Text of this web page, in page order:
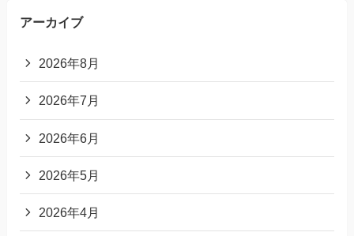
アーカイブ
2026年8月
2026年7月
2026年6月
2026年5月
2026年4月